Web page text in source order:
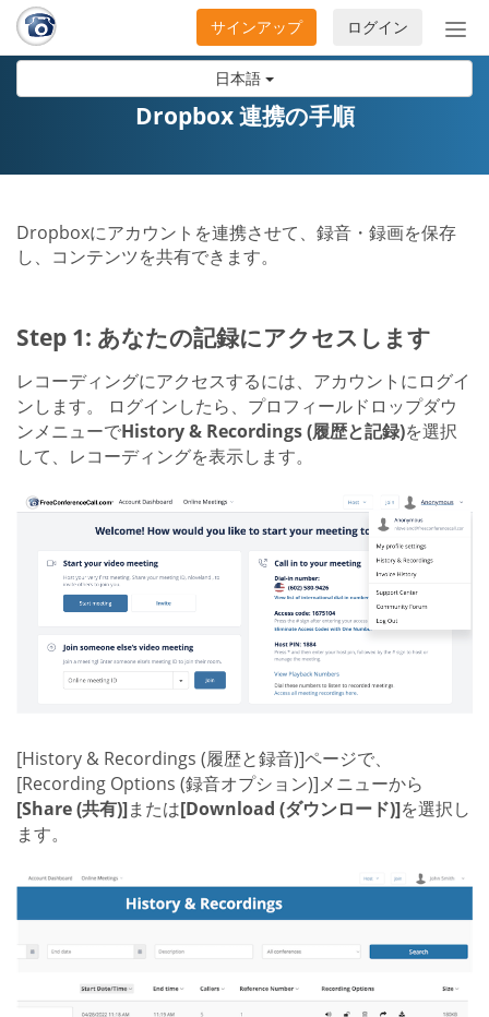
日本語
ナ
ビ
開
ログイン
サインアップ
Dropbox 連携の手順
Dropboxにアカウントを連携させて、録音・録画を保存
し、コンテンツを共有できます。
Step 1: あなたの記録にアクセスします
レコーディングにアクセスするには、アカウントにログイ
ンします。 ログインしたら、プロフィールドロップダウ
ンメニューでHistory & Recordings (履歴と記録)を選択
して、レコーディングを表示します。
[History & Recordings (履歴と録音)]ページで、
[Recording Options (録音オプション)]メニューから
[Share (共有)]または[Download (ダウンロード)]を選択し
ます。